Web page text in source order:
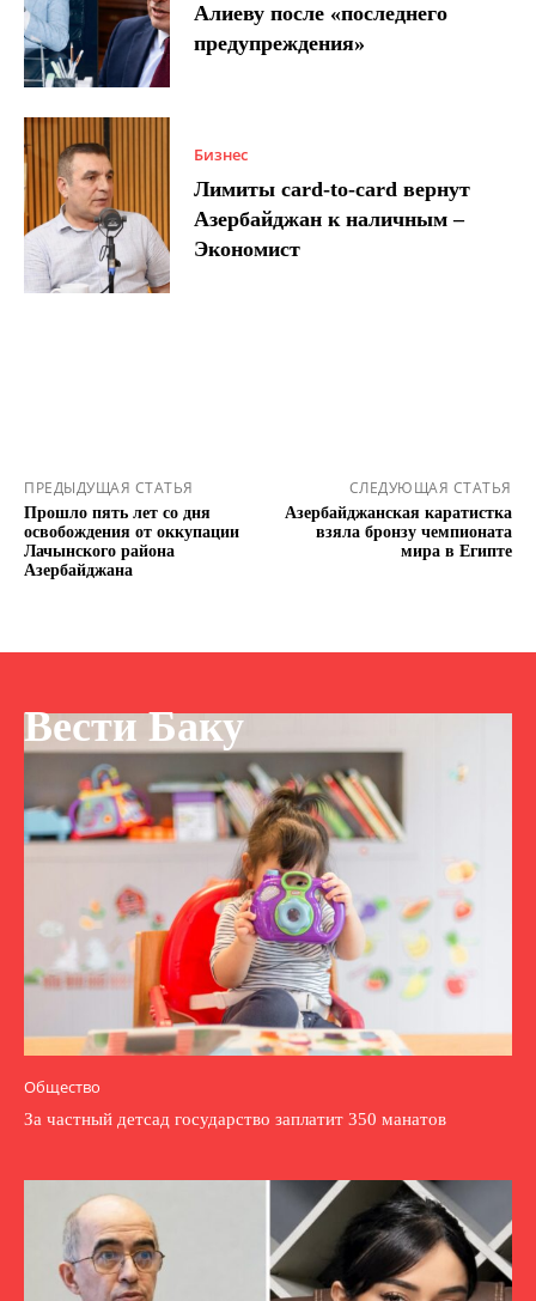
Алиеву после «последнего
предупреждения»
Бизнес
Лимиты card-to-card вернут
Азербайджан к наличным –
Экономист
ПРЕДЫДУЩАЯ СТАТЬЯ
Прошло пять лет со дня
освобождения от оккупации
Лачынского района
Азербайджана
СЛЕДУЮЩАЯ СТАТЬЯ
Азербайджанская каратистка
взяла бронзу чемпионата
мира в Египте
Вести Баку
Общество
За частный детсад государство заплатит 350 манатов